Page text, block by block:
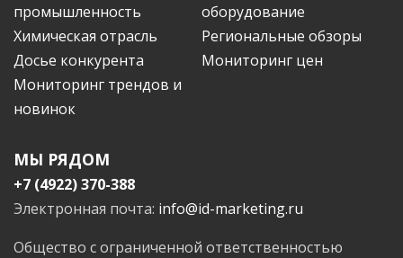
промышленность
оборудование
Химическая отрасль
Региональные обзоры
Досье конкурента
Мониторинг цен
Мониторинг трендов и
новинок
МЫ РЯДОМ
+7 (4922) 370-388
Электронная почта: info@id-marketing.ru
Общество с ограниченной ответственностью